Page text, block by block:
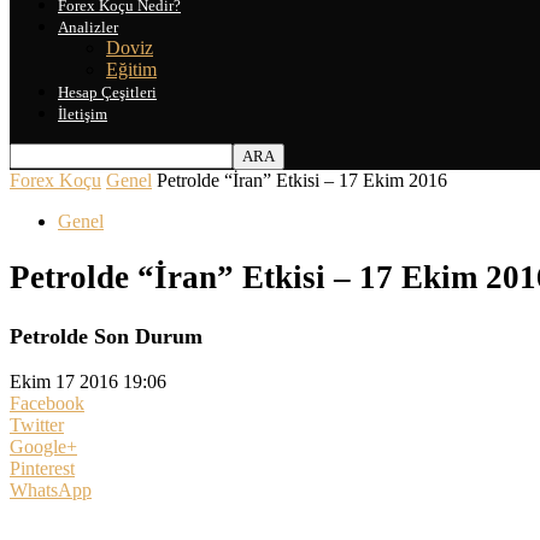
Forex Koçu Nedir?
Analizler
Doviz
Eğitim
Hesap Çeşitleri
İletişim
Forex Koçu Genel Petrolde “İran” Etkisi – 17 Ekim 2016
Genel
Petrolde “İran” Etkisi – 17 Ekim
Petrolde Son Durum
Ekim 17 2016 19:06
Facebook
Twitter
Google+
Pinterest
WhatsApp